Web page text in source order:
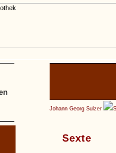
Johann Georg Sulzer S
Sexte